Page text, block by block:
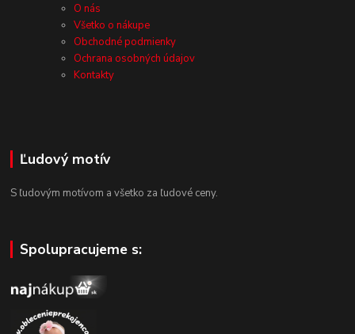
O nás
Všetko o nákupe
Obchodné podmienky
Ochrana osobných údajov
Kontakty
Ľudový motív
S ľudovým motívom a všetko za ľudové ceny.
Spolupracujeme s: